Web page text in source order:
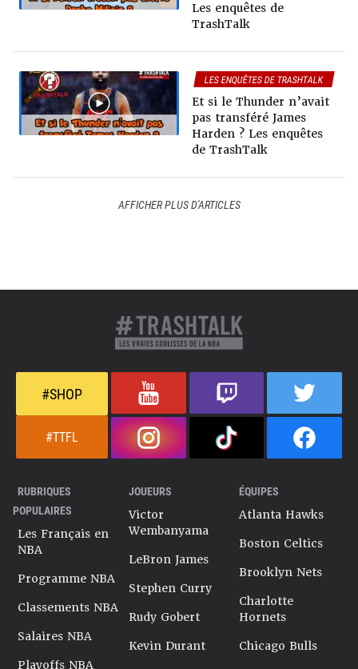
Les enquêtes de
TrashTalk
LES ENQUÊTES DE TRASHTALK
Et si le Thunder n’avait
pas transféré James
Harden ? Les enquêtes
de TrashTalk
AFFICHER PLUS D'ARTICLES
#SHOP
#TTFL
RUBRIQUES
POPULAIRES
Les Français en
NBA
Programme NBA
Classements NBA
Salaires NBA
Playoffs NBA
JOUEURS
Victor
Wembanyama
LeBron James
Stephen Curry
Rudy Gobert
Kevin Durant
ÉQUIPES
Atlanta Hawks
Boston Celtics
Brooklyn Nets
Charlotte
Hornets
Chicago Bulls